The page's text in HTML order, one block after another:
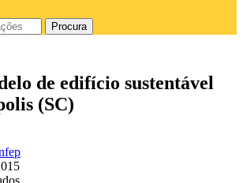
Procura
de edifício sustentável
(SC)
em